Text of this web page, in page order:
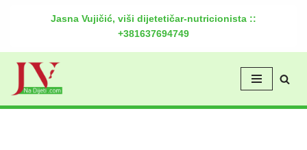
Jasna Vujičić, viši dijetetičar-nutricionista ::
+381637694749